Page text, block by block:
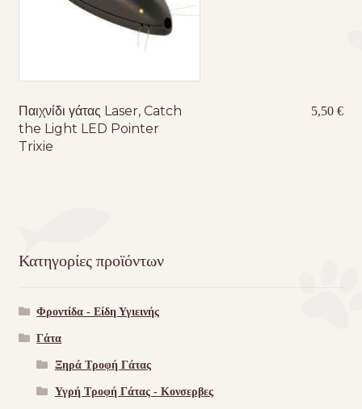
Παιχνίδι γάτας Laser, Catch
the Light LED Pointer
Trixie
5,50€
Κατηγορίες προϊόντων
Φροντίδα - Είδη Υγιεινής
Γάτα
Ξηρά Τροφή Γάτας
Υγρή Τροφή Γάτας - Kονσερβες